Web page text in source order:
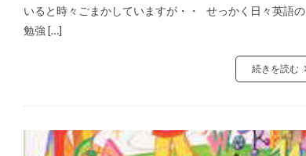
いると時々ごまかしていますが・・ せっかく日々英語の
勉強 […]
続きを読む